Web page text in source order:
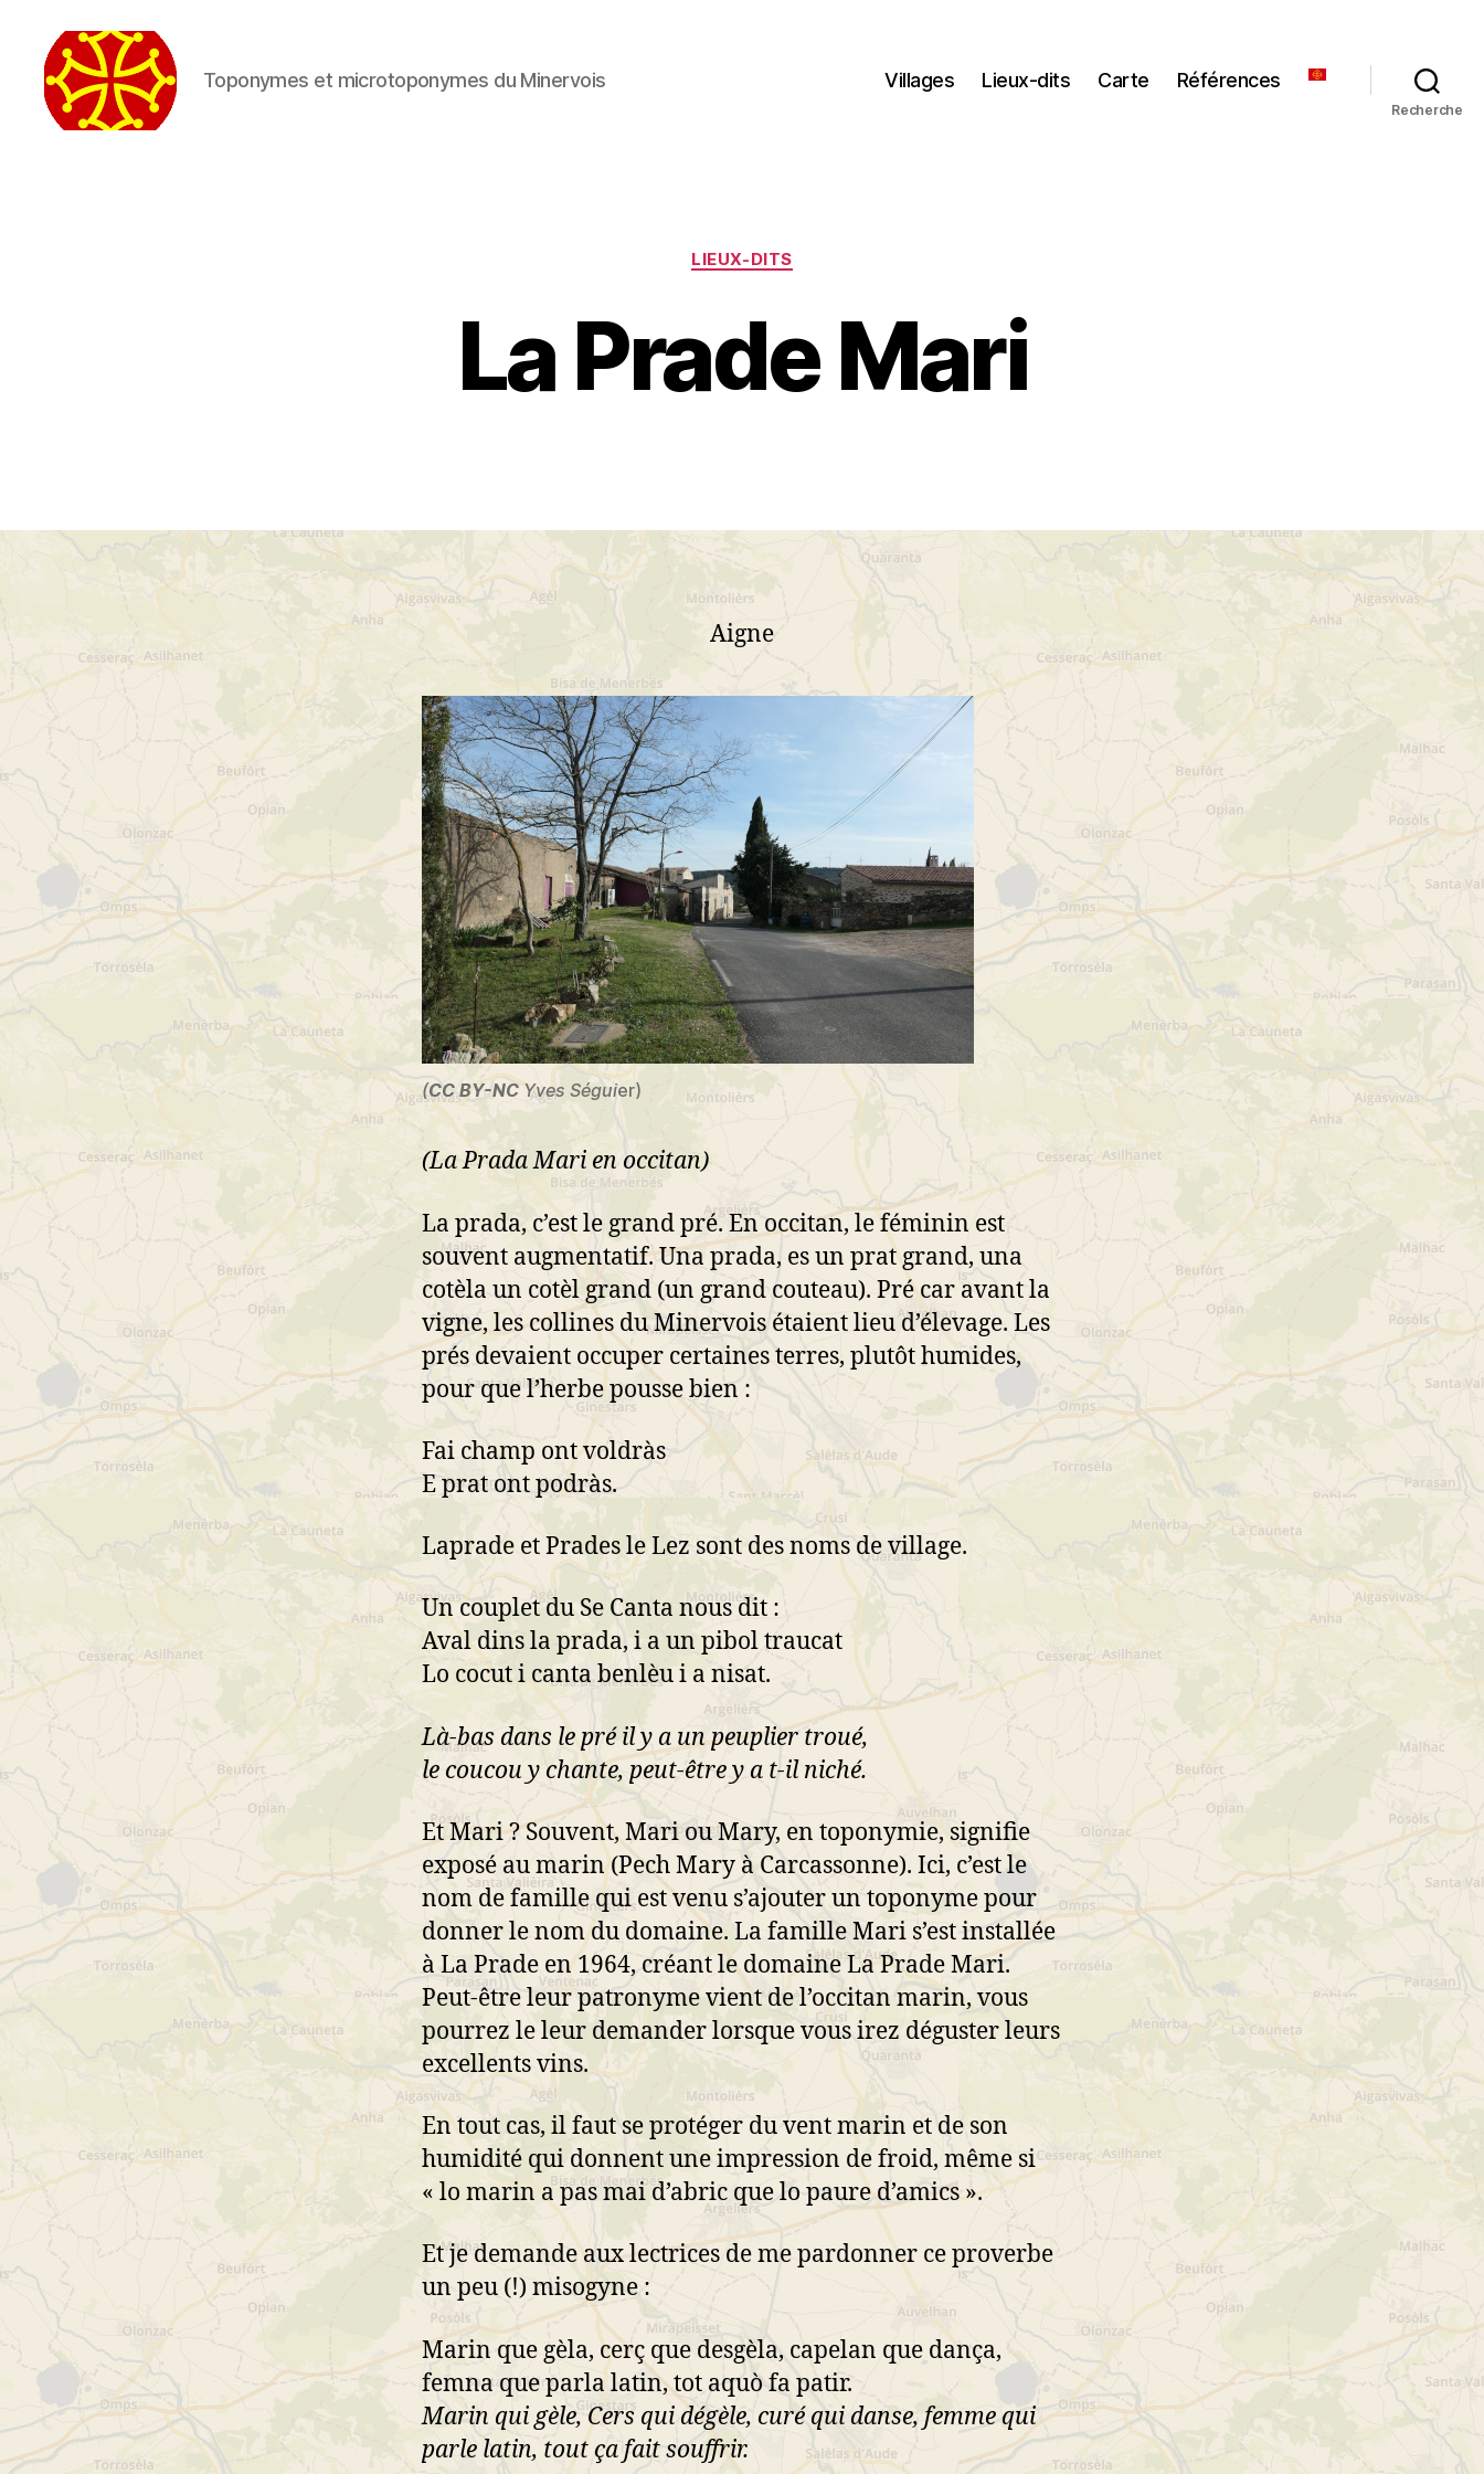
Toponymes et microtoponymes du Minervois Villages Lieux-dits Carte Références
Recherche
Catégories
LIEUX-DITS
La Prade Mari
Aigne
(CC BY-NCYves Séguier)
(La Prada Mari en occitan)
La prada, c’est le grand pré. En occitan, le féminin est
souvent augmentatif. Una prada, es un prat grand, una
cotèla un cotèl grand (un grand couteau). Pré car avant la
vigne, les collines du Minervois étaient lieu d’élevage. Les
prés devaient occuper certaines terres, plutôt humides,
pour que l’herbe pousse bien :
Fai champ ont voldràs
E prat ont podràs.
Laprade et Prades le Lez sont des noms de village.
Un couplet du Se Canta nous dit :
Aval dins la prada, i a un pibol traucat
Lo cocut i canta benlèu i a nisat.
Là-bas dans le pré il y a un peuplier troué,
le coucou y chante, peut-être y a t-il niché.
Et Mari ? Souvent, Mari ou Mary, en toponymie, signifie
exposé au marin (Pech Mary à Carcassonne). Ici, c’est le
nom de famille qui est venu s’ajouter un toponyme pour
donner le nom du domaine. La famille Mari s’est installée
à La Prade en 1964, créant le domaine La Prade Mari.
Peut-être leur patronyme vient de l’occitan marin, vous
pourrez le leur demander lorsque vous irez déguster leurs
excellents vins.
En tout cas, il faut se protéger du vent marin et de son
humidité qui donnent une impression de froid, même si
« lo marin a pas mai d’abric que lo paure d’amics ».
Et je demande aux lectrices de me pardonner ce proverbe
un peu (!) misogyne :
Marin que gèla, cerç que desgèla, capelan que dança,
femna que parla latin, tot aquò fa patir.
Marin qui gèle, Cers qui dégèle, curé qui danse, femme qui
parle latin, tout ça fait souffrir.